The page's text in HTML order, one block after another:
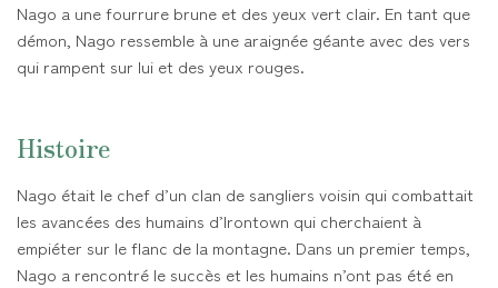
Nago a une fourrure brune et des yeux vert clair. En tant que
démon, Nago ressemble à une araignée géante avec des vers
qui rampent sur lui et des yeux rouges.
Histoire
Nago était le chef d’un clan de sangliers voisin qui combattait
les avancées des humains d’Irontown qui cherchaient à
empiéter sur le flanc de la montagne. Dans un premier temps,
Nago a rencontré le succès et les humains n’ont pas été en